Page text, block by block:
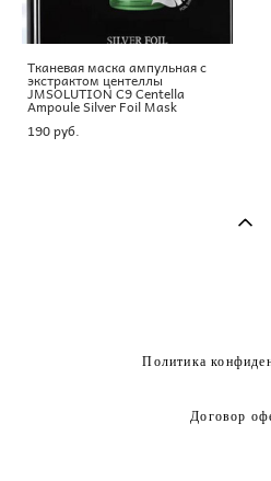
Тканевая маска ампульная с
экстрактом центеллы
JMSOLUTION C9 Centella
Ampoule Silver Foil Mask
190 pуб.
Политика
Договор